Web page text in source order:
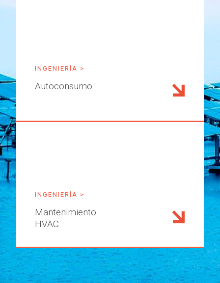
INGENIERÍA >
Autoconsumo
INGENIERÍA >
Mantenimiento
HVAC